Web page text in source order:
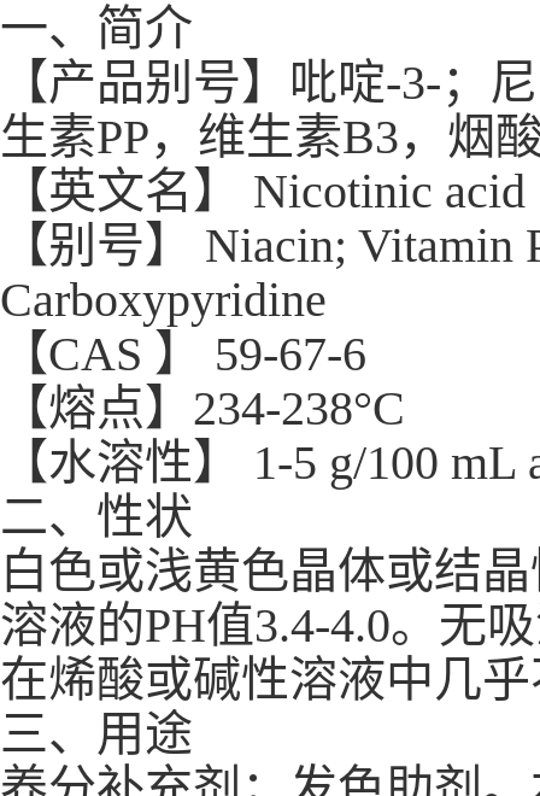
一、简介
【产品别号】吡啶-3-；
生素PP，维生素B3，烟
【英文名】 Nicotinic acid
【别号】 Niacin; Vitamin
Carboxypyridine
【CAS 】 59-67-6
【熔点】234-238°C
【水溶性】 1-5 g/100 mL
二、性状
白色或浅黄色晶体或结
溶液的PH值3.4-4.0。无
在烯酸或碱性溶液中几
三、用途